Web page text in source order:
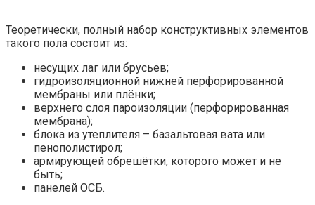
Теоретически, полный набор конструктивных элементов
такого пола состоит из:
несущих лаг или брусьев;
гидроизоляционной нижней перфорированной
мембраны или плёнки;
верхнего слоя пароизоляции (перфорированная
мембрана);
блока из утеплителя – базальтовая вата или
пенополистирол;
армирующей обрешётки, которого может и не
быть;
панелей ОСБ.